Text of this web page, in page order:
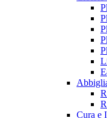
Cura e